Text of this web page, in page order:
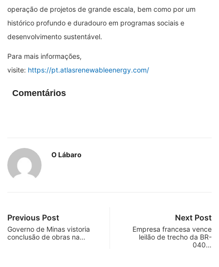
operação de projetos de grande escala, bem como por um
histórico profundo e duradouro em programas sociais e
desenvolvimento sustentável.
Para mais informações,
visite: https://pt.atlasrenewableenergy.com/
Comentários
O Lábaro
Previous Post
Governo de Minas vistoria
conclusão de obras na…
Next Post
Empresa francesa vence
leilão de trecho da BR-
040…